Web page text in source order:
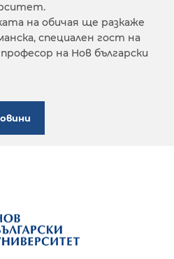
на обичая ще разкаже
специален гост на
на Нов български